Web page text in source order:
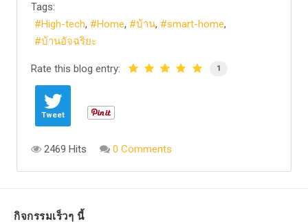
Tags:
High-tech
Home บ้าน
smart-home
บ้านอัจฉริยะ
Rate this blog entry: 1
Tweet
2469 Hits 0 Comments
กิจกรรมเร็วๆ นี้